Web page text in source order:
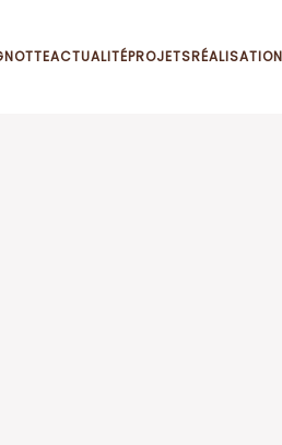
ACTUALITÉPROJETS